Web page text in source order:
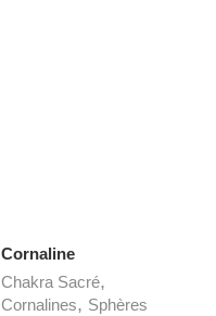
Cornaline
Chakra Sacré,
Cornalines, Sphères